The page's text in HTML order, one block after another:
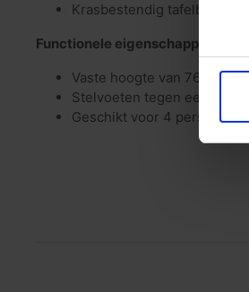
Krasbestendig tafelblad
Functionele eigenschappen
Vaste hoogte van 76cm
Stelvoeten tegen een
Geschikt voor 4 personen